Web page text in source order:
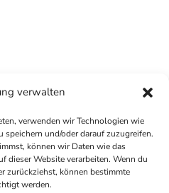
verwalten
verwenden wir Technologien wie
speichern und/oder darauf zuzugreifen.
können wir Daten wie das
dieser Website verarbeiten. Wenn du
zurückziehst, können bestimmte
werden.